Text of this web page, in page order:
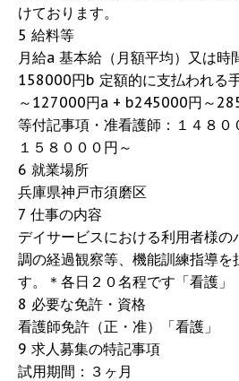
けております。
5 給料等
月給a 基本給（月額平均）又は
158000円b 定額的に支払われる
～127000円a + b245000円～
等付記事項・准看護師：１４８０
１５８０００円～
6 就業場所
兵庫県神戸市須磨区
7 仕事の内容
デイサービスにおける利用者様
調の経過観察等、機能訓練指導を
す。＊各日２０名程です「看護」
8 必要な免許・資格
看護師免許（正・准）「看護」
9 求人募集の特記事項
試用期間：３ヶ月